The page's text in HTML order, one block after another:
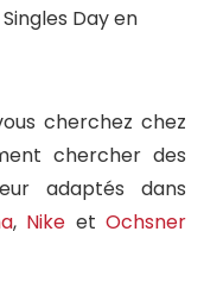
Day en
cherchez chez
chercher des
adaptés dans
, Nike et Ochsner